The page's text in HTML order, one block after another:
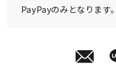
PayPayのみとなります。